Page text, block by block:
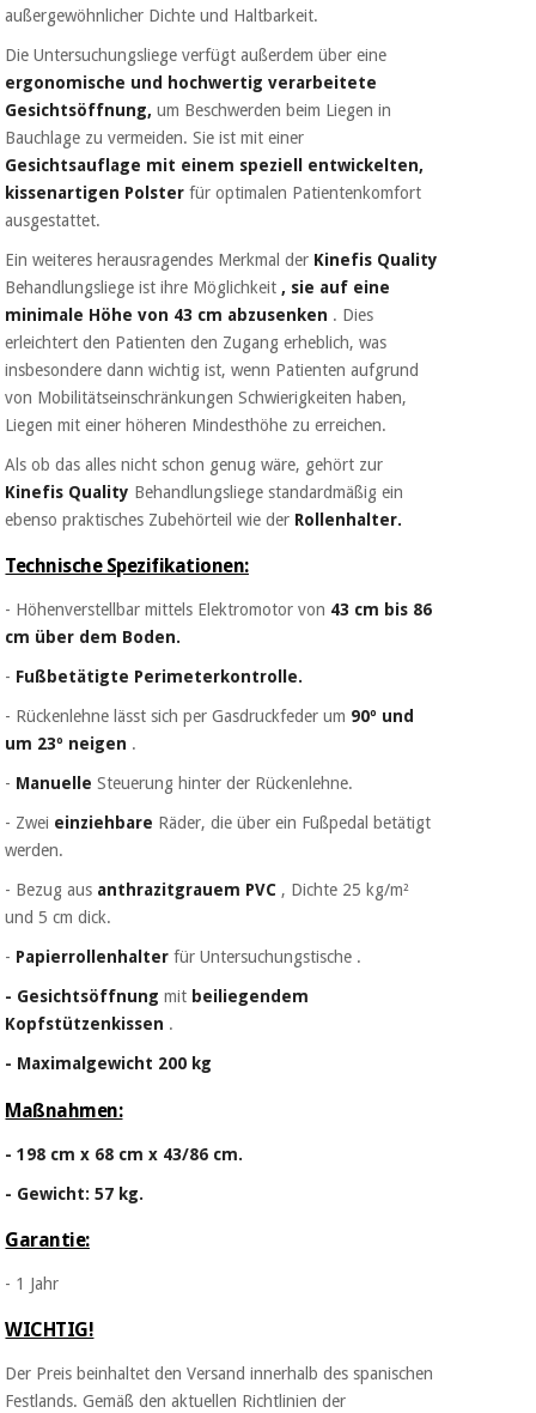
außergewöhnlicher Dichte und Haltbarkeit.
Die Untersuchungsliege verfügt außerdem über eine
ergonomische und hochwertig verarbeitete
Gesichtsöffnung, um Beschwerden beim Liegen in
Bauchlage zu vermeiden. Sie ist mit einer
Gesichtsauflage mit einem speziell entwickelten,
kissenartigen Polster für optimalen Patientenkomfort
ausgestattet.
Ein weiteres herausragendes Merkmal der Kinefis Quality
Behandlungsliege ist ihre Möglichkeit , sie auf eine
minimale Höhe von 43 cm abzusenken . Dies
erleichtert den Patienten den Zugang erheblich, was
insbesondere dann wichtig ist, wenn Patienten aufgrund
von Mobilitätseinschränkungen Schwierigkeiten haben,
Liegen mit einer höheren Mindesthöhe zu erreichen.
Als ob das alles nicht schon genug wäre, gehört zur
Kinefis Quality Behandlungsliege standardmäßig ein
ebenso praktisches Zubehörteil wie der Rollenhalter.
Technische Spezifikationen:
- Höhenverstellbar mittels Elektromotor von 43 cm bis 86
cm über dem Boden.
- Fußbetätigte Perimeterkontrolle.
- Rückenlehne lässt sich per Gasdruckfeder um 90º und
um 23º neigen .
- Manuelle Steuerung hinter der Rückenlehne.
- Zwei einziehbare Räder, die über ein Fußpedal betätigt
werden.
- Bezug aus anthrazitgrauem PVC , Dichte 25 kg/m²
und 5 cm dick.
- Papierrollenhalter für Untersuchungstische .
- Gesichtsöffnung mit beiliegendem
Kopfstützenkissen .
- Maximalgewicht 200 kg
Maßnahmen:
- 198 cm x 68 cm x 43/86 cm.
- Gewicht: 57 kg.
Garantie:
- 1 Jahr
WICHTIG!
Der Preis beinhaltet den Versand innerhalb des spanischen
Festlands. Gemäß den aktuellen Richtlinien der